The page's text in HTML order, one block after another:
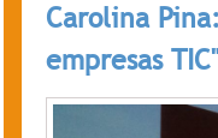
Carolina
empresas TIC"